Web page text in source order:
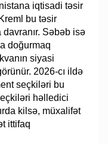
iqtisadi təsir
bu təsir
davranır. Səbəb isə
doğurmaq
siyasi
2026-cı ildə
seçkiləri bu
həlledici
kilsə, müxalifət
ittifaq